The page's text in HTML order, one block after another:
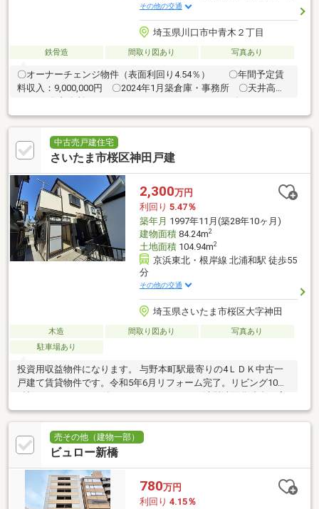
その他の交通
埼玉県川口市中青木２丁目
鉄骨造 間取り図あり 写真あり
〇オーナーチェンジ物件（表面利回り4.54％） 〇年間予定賃
料収入：9,000,000円 〇2024年1月築倉庫・事務所 〇天井高さ
中古売戸建住宅
さいたま市桜区神田戸建
2,300万円
利回り 5.47％
築年月 1997年11月(築28年10ヶ月)
建物面積84.24m2
土地面積104.94m2
京浜東北・根岸線 北浦和駅 徒歩55
分
その他の交通
埼玉県さいたま市桜区大字神田
木造 間取り図あり
写真あり
駐車場あり
投資用収益物件になります。 与野本町駅最寄りの4ＬＤＫ中古一
戸建て賃貸物件です。令和5年6月リフォーム完了。リビング10．
5帖。3口ガスコンロ付きシステムキッチン。洗髪洗面化粧台、室
内洗濯機置場有り。
売その他（建物一部）
ビュロー新橋
780万円
利回り 4.15％